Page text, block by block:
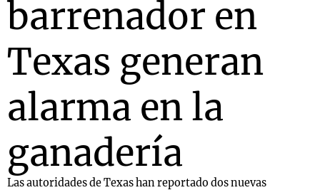
barrenador en
Texas generan
alarma en la
ganadería
Las autoridades de Texas han reportado dos nuevas